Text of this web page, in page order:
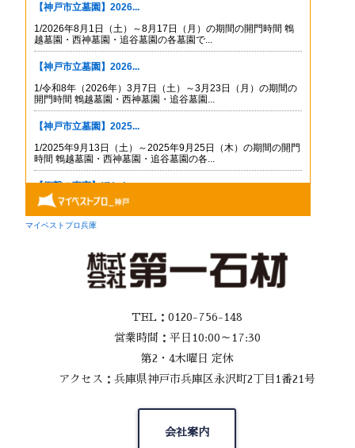
TEL：0120-756-148
営業時間：平日10:00～17:30
第2・4木曜日 定休
アクセス：兵庫県神戸市兵庫区永沢町2丁目1番21号
会社案内